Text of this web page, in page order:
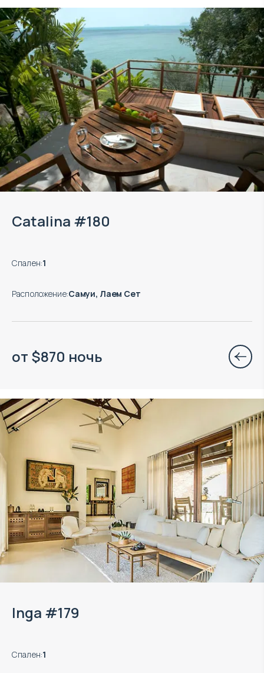
Catalina #180
Спален:1
Расположение:Самуи, Лаем Сет
от $870 ночь
Inga #179
Спален:1